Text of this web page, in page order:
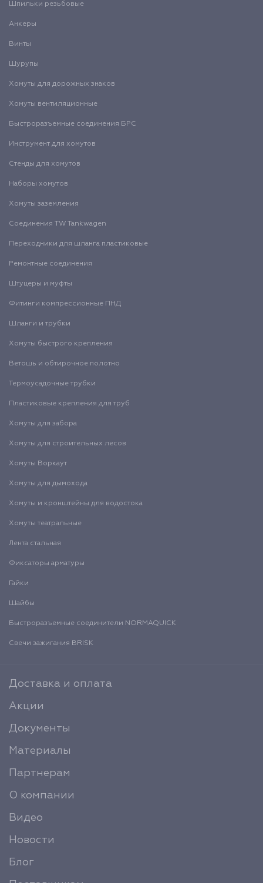
Шпильки резьбовые
Анкеры
Винты
Шурупы
Хомуты для дорожных знаков
Хомуты вентиляционные
Быстроразъемные соединения БРС
Инструмент для хомутов
Стенды для хомутов
Наборы хомутов
Хомуты заземления
Соединения TW Tankwagen
Переходники для шланга пластиковые
Ремонтные соединения
Штуцеры и муфты
Фитинги компрессионные ПНД
Шланги и трубки
Хомуты быстрого крепления
Ветошь и обтирочное полотно
Термоусадочные трубки
Пластиковые крепления для труб
Хомуты для забора
Хомуты для строительных лесов
Хомуты Воркаут
Хомуты для дымохода
Хомуты и кронштейны для водостока
Хомуты театральные
Лента стальная
Фиксаторы арматуры
Гайки
Шайбы
Быстроразъемные соединители NORMAQUICK
Свечи зажигания BRISK
Доставка и оплата
Акции
Документы
Материалы
Партнерам
О компании
Видео
Новости
Блог